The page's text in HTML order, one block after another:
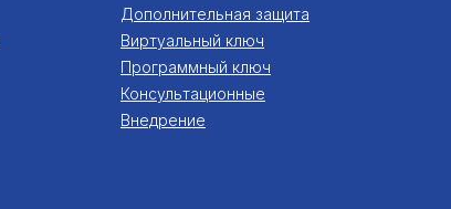
Дополнительная защита
Виртуальный ключ
Программный ключ
Консультационные
Внедрение